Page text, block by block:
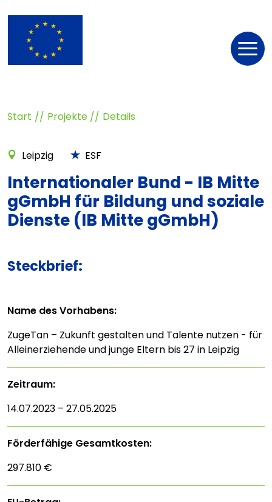
Start Projekte Details
Leipzig ESF
Internationaler Bund - IB Mitte
gGmbH für Bildung und soziale
Dienste (IB Mitte gGmbH)
Steckbrief:
Name des Vorhabens:
ZugeTan – Zukunft gestalten und Talente nutzen - für
Alleinerziehende und junge Eltern bis 27 in Leipzig
Zeitraum:
14.07.2023 – 27.05.2025
Förderfähige Gesamtkosten:
297.810 €